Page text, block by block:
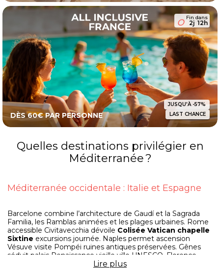
Fin dans
2j 12h
DÈS 60€ PAR PERSONNE
JUSQU'À -57%
LAST CHANCE
Quelles destinations privilégier en
Méditerranée ?
Méditerranée occidentale : Italie et Espagne
Barcelone combine l’architecture de Gaudí et la Sagrada
Familia, les Ramblas animées et les plages urbaines. Rome
accessible Civitavecchia dévoile Colisée Vatican chapelle
Sixtine excursions journée. Naples permet ascension
Vésuve visite Pompéi ruines antiques préservées. Gênes
séduit palais Renaissance vieille ville UNESCO. Florence
accessible Livourne concentre Duomo galerie Offices
Lire plus